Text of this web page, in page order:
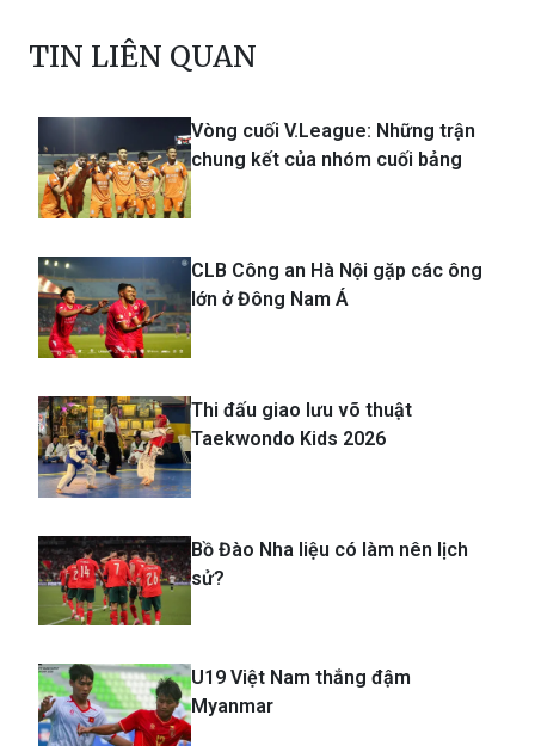
TIN LIÊN QUAN
Vòng cuối V.League: Những trận
chung kết của nhóm cuối bảng
CLB Công an Hà Nội gặp các ông
lớn ở Đông Nam Á
Thi đấu giao lưu võ thuật
Taekwondo Kids 2026
Bồ Đào Nha liệu có làm nên lịch
sử?
U19 Việt Nam thắng đậm
Myanmar